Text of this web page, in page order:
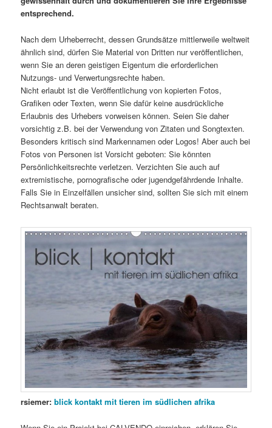
entsprechend.
Nach dem Urheberrecht, dessen Grundsätze mittlerweile weltweit
ähnlich sind, dürfen Sie Material von Dritten nur veröffentlichen,
wenn Sie an deren geistigen Eigentum die erforderlichen
Nutzungs- und Verwertungsrechte haben.
Nicht erlaubt ist die Veröffentlichung von kopierten Fotos,
Grafiken oder Texten, wenn Sie dafür keine ausdrückliche
Erlaubnis des Urhebers vorweisen können. Seien Sie daher
vorsichtig z.B. bei der Verwendung von Zitaten und Songtexten.
Besonders kritisch sind Markennamen oder Logos! Aber auch bei
Fotos von Personen ist Vorsicht geboten: Sie könnten
Persönlichkeitsrechte verletzen. Verzichten Sie auch auf
extremistische, pornografische oder jugendgefährdende Inhalte.
Falls Sie in Einzelfällen unsicher sind, sollten Sie sich mit einem
Rechtsanwalt beraten.
rsiemer:blick kontakt mit tieren im südlichen afrika